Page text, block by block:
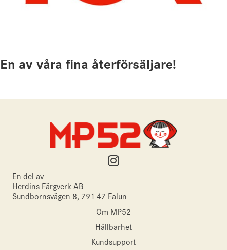
En av våra fina återförsäljare!
En del av
Herdins Färgverk AB
Sundbornsvägen 8, 791 47 Falun
Om MP52
Hållbarhet
Kundsupport